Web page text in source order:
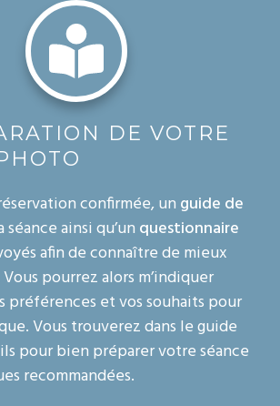
DE VOTRE
confirmée, un guide de
séance ainsi qu’un questionnaire
afin de connaître de mieux
pourrez alors m’indiquer
préférences et vos souhaits pour
Vous trouverez dans le guide
pour bien préparer votre séance
recommandées.